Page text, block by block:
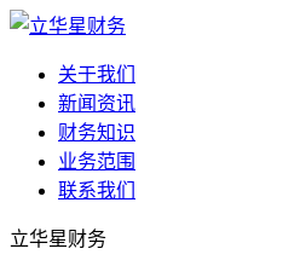
关于我们
新闻资讯
财务知识
业务范围
联系我们
立华星财务